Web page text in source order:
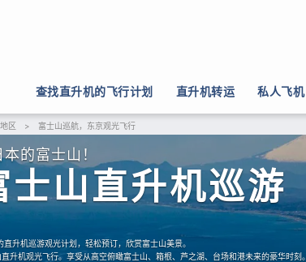
查找直升机的飞行计划 直升机转运 私人飞机
区 > 富士山巡航，东京观光飞行
的富士山！
士山直升机巡游
升机巡游观光计划，轻松预订，欣赏富士山美景。
升机观光飞行。享受从高空俯瞰富士山、箱根、芦之湖、台场和港未来的豪华时刻。